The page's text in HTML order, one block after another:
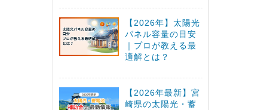
【2026年】太陽光
パネル容量の目安
｜プロが教える最
適解とは？
【2026年最新】宮
崎県の太陽光・蓄